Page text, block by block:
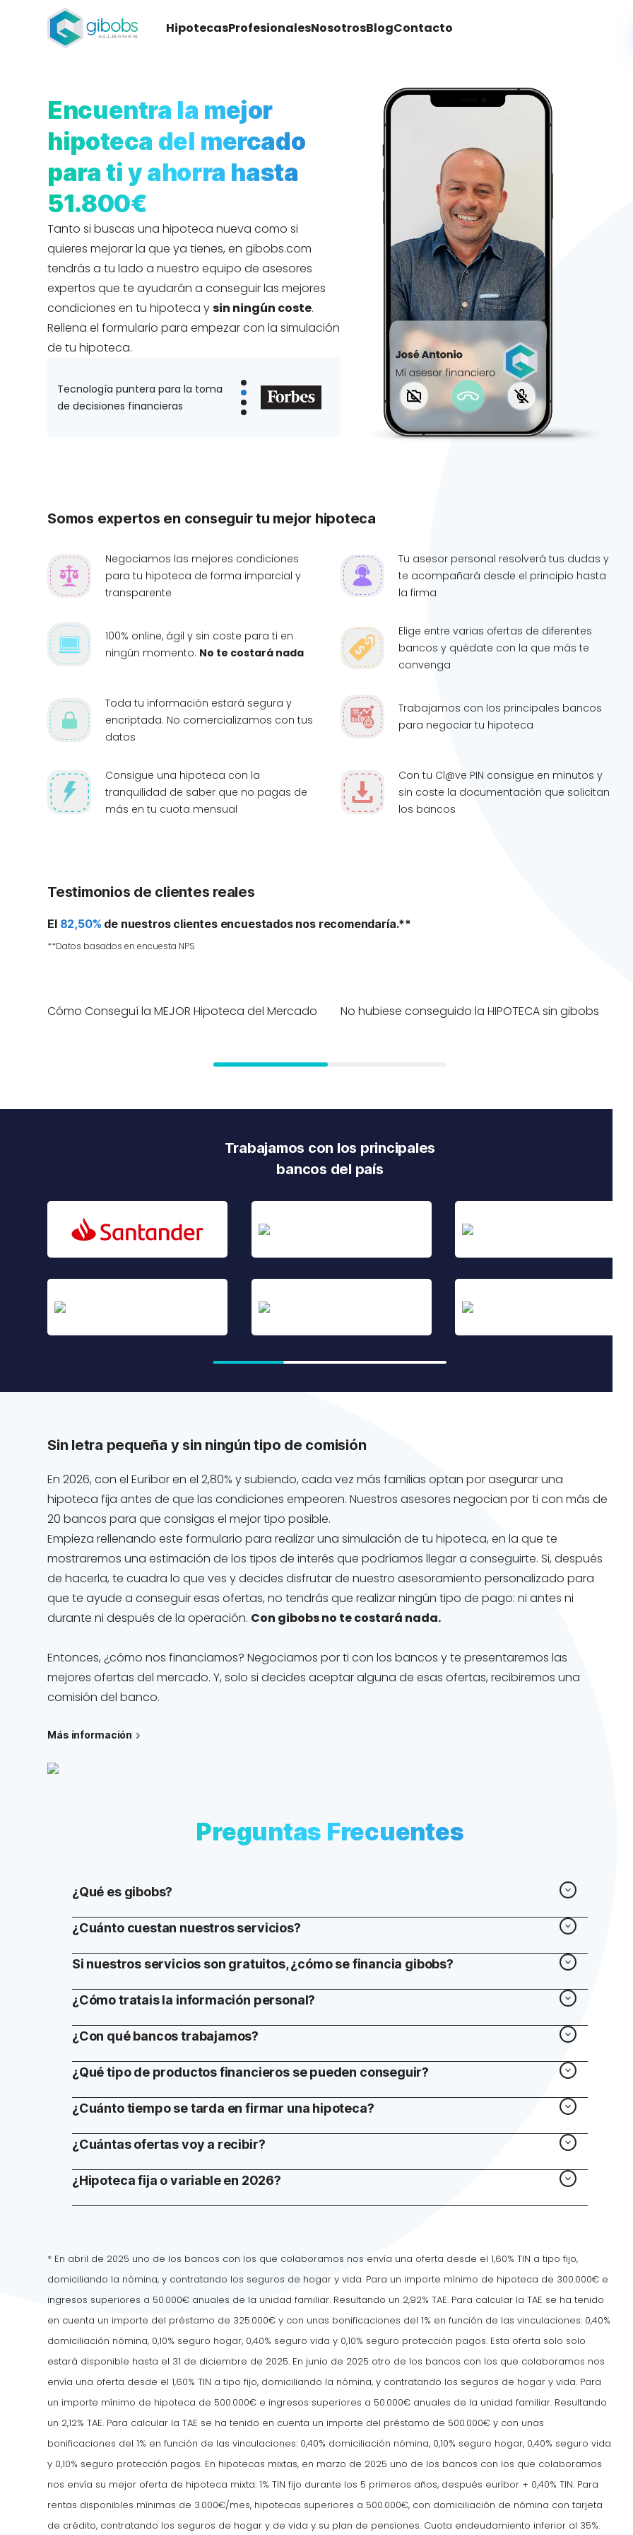
HipotecasProfesionalesNosotrosBlogContacto
Encuentra la mejor
hipoteca del mercado
para ti y ahorra hasta
51.800€
Tanto si buscas una hipoteca nueva como si
quieres mejorar la que ya tienes, en gibobs.com
tendrás a tu lado a nuestro equipo de asesores
expertos que te ayudarán a conseguir las mejores
condiciones en tu hipoteca ysin ningún coste.
Rellena el formulario para empezar con la simulación
de tu hipoteca.
Tecnología puntera para la toma
de decisiones financieras
Somos expertos en conseguir tu mejor hipoteca
Negociamos las mejores condiciones
para tu hipoteca de forma imparcial y
transparente
Tu asesor personal resolverá tus dudas y
te acompañará desde el principio hasta
la firma
100% online, ágil y sin coste para ti en
ningún momento. No te costará nada
Elige entre varias ofertas de diferentes
bancos y quédate con la que más te
convenga
Toda tu información estará segura y
encriptada. No comercializamos con tus
datos
Trabajamos con los principales bancos
para negociar tu hipoteca
Consigue una hipoteca con la
tranquilidad de saber que no pagas de
más en tu cuota mensual
Con tu Cl@ve PIN consigue en minutos y
sin coste la documentación que solicitan
los bancos
Testimonios de clientes reales
El 82,50% de nuestros clientes encuestados nos recomendaría.**
**Datos basados en encuesta NPS
Cómo Conseguí la MEJOR Hipoteca del Mercado No hubiese conseguido la HIPOTECA sin gibobs
Trabajamos con los principales
bancos del país
Sin letra pequeña y sin ningún tipo de comisión
En 2026, con el Euríbor en el 2,80% y subiendo, cada vez más familias optan por asegurar una
hipoteca fija antes de que las condiciones empeoren. Nuestros asesores negocian por ti con más de
20 bancos para que consigas el mejor tipo posible.
Empieza rellenando este formulario para realizar una simulación de tu hipoteca, en la que te
mostraremos una estimación de los tipos de interés que podríamos llegar a conseguirte. Si, después
de hacerla, te cuadra lo que ves y decides disfrutar de nuestro asesoramiento personalizado para
que te ayude a conseguir esas ofertas, no tendrás que realizar ningún tipo de pago: ni antes ni
durante ni después de la operación. Con gibobs no te costará nada.
Entonces, ¿cómo nos financiamos? Negociamos por ti con los bancos y te presentaremos las
mejores ofertas del mercado. Y, solo si decides aceptar alguna de esas ofertas, recibiremos una
comisión del banco.
Más información
Preguntas Frecuentes
¿Qué es gibobs?
¿Cuánto cuestan nuestros servicios?
Si nuestros servicios son gratuitos, ¿cómo se financia gibobs?
¿Cómo tratais la información personal?
¿Con qué bancos trabajamos?
¿Qué tipo de productos financieros se pueden conseguir?
¿Cuánto tiempo se tarda en firmar una hipoteca?
¿Cuántas ofertas voy a recibir?
¿Hipoteca fija o variable en 2026?
* En abril de 2025 uno de los bancos con los que colaboramos nos envía una oferta desde el 1,60% TIN a tipo fijo,
domiciliando la nómina, y contratando los seguros de hogar y vida. Para un importe mínimo de hipoteca de 300.000€ e
ingresos superiores a 50.000€ anuales de la unidad familiar. Resultando un 2,92% TAE. Para calcular la TAE se ha tenido
en cuenta un importe del préstamo de 325.000€ y con unas bonificaciones del 1% en función de las vinculaciones: 0,40%
domiciliación nómina, 0,10% seguro hogar, 0,40% seguro vida y 0,10% seguro protección pagos. Esta oferta solo solo
estará disponible hasta el 31 de diciembre de 2025. En junio de 2025 otro de los bancos con los que colaboramos nos
envía una oferta desde el 1,60% TIN a tipo fijo, domiciliando la nómina, y contratando los seguros de hogar y vida. Para
un importe mínimo de hipoteca de 500.000€ e ingresos superiores a 50.000€ anuales de la unidad familiar. Resultando
un 2,12% TAE. Para calcular la TAE se ha tenido en cuenta un importe del préstamo de 500.000€ y con unas
bonificaciones del 1% en función de las vinculaciones: 0,40% domiciliación nómina, 0,10% seguro hogar, 0,40% seguro vida
y 0,10% seguro protección pagos. En hipotecas mixtas, en marzo de 2025 uno de los bancos con los que colaboramos
nos envía su mejor oferta de hipoteca mixta: 1% TIN fijo durante los 5 primeros años, después euríbor + 0,40% TIN. Para
rentas disponibles mínimas de 3.000€/mes, hipotecas superiores a 500.000€, con domiciliación de nómina con tarjeta
de crédito, contratando los seguros de hogar y de vida y su plan de pensiones. Cuota endeudamiento inferior al 35%.